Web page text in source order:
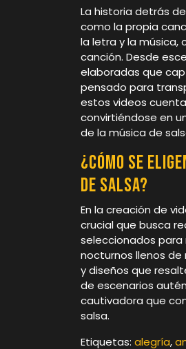
La historia detrás
como la propia
la letra y la música,
canción. Desde
elaboradas que
pensado para
estos videos
convirtiéndose en
de la música de
¿Cómo se
de salsa?
En la creación de
crucial que busca
seleccionados para
nocturnos llenos de
y diseños que
de escenarios
cautivadora que
salsa.
Etiquetas: alegría,